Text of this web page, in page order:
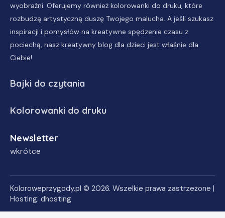
wyobraźni. Oferujemy również kolorowanki do druku, które
rozbudzą artystyczną duszę Twojego malucha. A jeśli szukasz
inspiracji i pomysłów na kreatywne spędzenie czasu z
pociechą, nasz kreatywny blog dla dzieci jest właśnie dla
Ciebie!
Bajki do czytania
Kolorowanki do druku
Newsletter
wkrótce
Koloroweprzygody.pl © 2026. Wszelkie prawa zastrzeżone |
Hosting: dhosting